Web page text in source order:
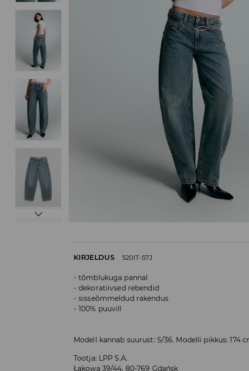
KIRJELDUS 520IT-57J
tõmblukuga pannal
dekoratiivsed rebendid
sisseõmmeldud rakendus
100% puuvill
Modell kannab suurust: S/36. Modelli pikkus: 174
Tootja: LPP S.A.
Łąkowa 39/44, 80-769 Gdańsk